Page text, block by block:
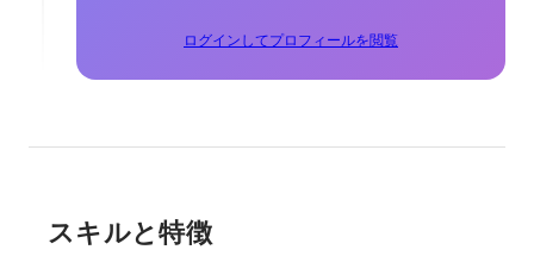
ログインしてプロフィールを閲覧
スキルと特徴